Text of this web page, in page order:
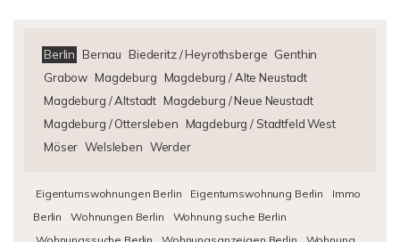
Berlin Bernau Biederitz / Heyrothsberge Genthin
Grabow Magdeburg Magdeburg / Alte Neustadt
Magdeburg / Altstadt Magdeburg / Neue Neustadt
Magdeburg / Ottersleben Magdeburg / Stadtfeld West
Möser Welsleben Werder
Eigentumswohnungen Berlin Eigentumswohnung Berlin
Immo
Berlin
Wohnungen Berlin
Wohnung suche Berlin